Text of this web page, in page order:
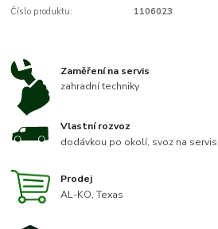
Číslo produktu: 1106023
Zaměření na servis
zahradní techniky
Vlastní rozvoz
dodávkou po okolí, svoz na servis
Prodej
AL-KO, Texas